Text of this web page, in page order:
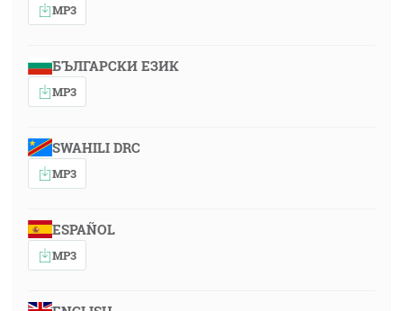
MP3
БЪЛГАРСКИ ЕЗИК
MP3
SWAHILI DRC
MP3
ESPAÑOL
MP3